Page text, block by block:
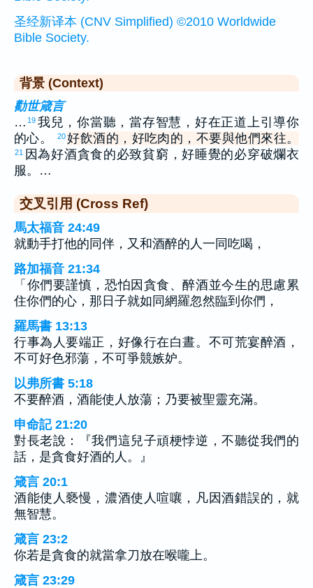
圣经新译本 (CNV Simplified) ©2010 Worldwide
Bible Society.
背景 (Context)
勸世箴言
… 19 我兒，你當聽，當存智慧，好在正道上引導你
的心。
20好飲酒的，好吃肉的，不要與他們來往。
21
因為好酒貪食的必致貧窮，好睡覺的必穿破爛衣
服。…
交叉引用 (Cross Ref)
馬太福音 24:49
就動手打他的同伴，又和酒醉的人一同吃喝，
路加福音 21:34
「你們要謹慎，恐怕因貪食、醉酒並今生的思慮累
住你們的心，那日子就如同網羅忽然臨到你們，
羅馬書 13:13
行事為人要端正，好像行在白晝。不可荒宴醉酒，
不可好色邪蕩，不可爭競嫉妒。
以弗所書 5:18
不要醉酒，酒能使人放蕩；乃要被聖靈充滿。
申命記 21:20
對長老說：『我們這兒子頑梗悖逆，不聽從我們的
話，是貪食好酒的人。』
箴言 20:1
酒能使人褻慢，濃酒使人喧嚷，凡因酒錯誤的，就
無智慧。
箴言 23:2
你若是貪食的就當拿刀放在喉嚨上。
箴言 23:29